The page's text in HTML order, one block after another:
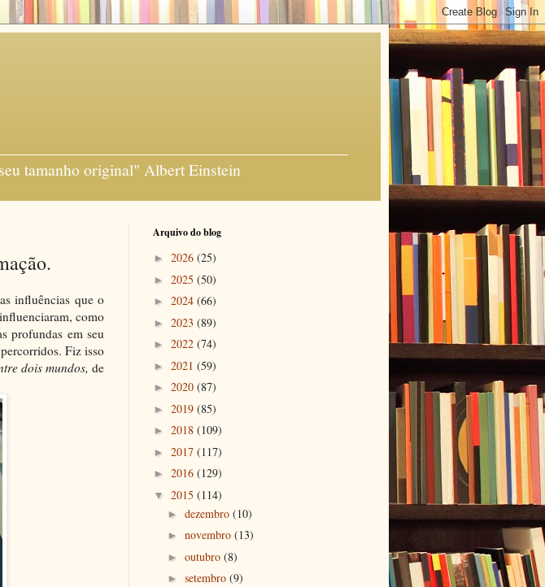
tamanho original" Albert Einstein
influências que o
como
profundas em seu
Fiz isso
dois mundos,de
Arquivo do blog
► 2026 (25)
► 2025 (50)
► 2024 (66)
► 2023 (89)
► 2022 (74)
► 2021 (59)
► 2020 (87)
► 2019 (85)
► 2018 (109)
► 2017 (117)
► 2016 (129)
▼ 2015 (114)
► dezembro (10)
► novembro (13)
► outubro (8)
► setembro (9)